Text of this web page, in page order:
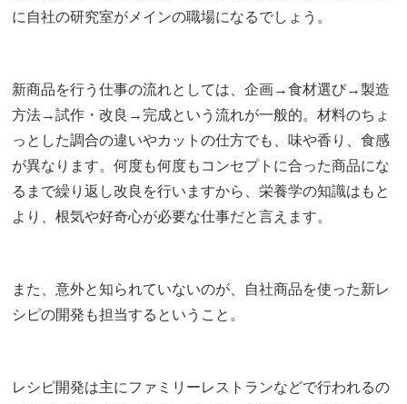
に自社の研究室がメインの職場になるでしょう。
新商品を行う仕事の流れとしては、企画→食材選び→製造
方法→試作・改良→完成という流れが一般的。材料のちょ
っとした調合の違いやカットの仕方でも、味や香り、食感
が異なります。何度も何度もコンセプトに合った商品にな
るまで繰り返し改良を行いますから、栄養学の知識はもと
より、根気や好奇心が必要な仕事だと言えます。
また、意外と知られていないのが、自社商品を使った新レ
シピの開発も担当するということ。
レシピ開発は主にファミリーレストランなどで行われるの